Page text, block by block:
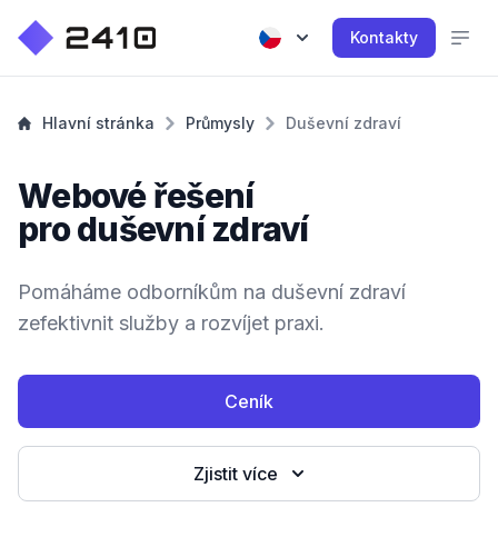
Kontakty
Hlavní stránka Průmysly Duševní zdraví
Webové řešení
pro duševní zdraví
Pomáháme odborníkům na duševní zdraví
zefektivnit služby a rozvíjet praxi.
Ceník
Zjistit více